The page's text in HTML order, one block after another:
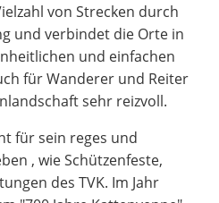
von Strecken durch
und verbindet die Orte in
und einfachen
für Wanderer und Reiter
sehr reizvoll.
für sein reges und
, wie Schützenfeste,
des TVK. Im Jahr